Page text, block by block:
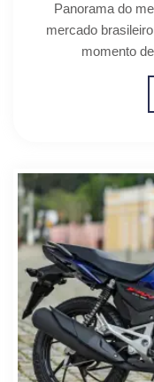
Panorama do
mercado
momento